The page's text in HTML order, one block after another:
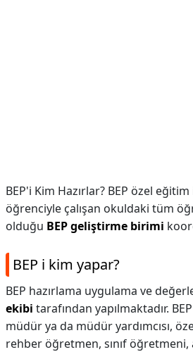
BEP'i Kim Hazırlar? BEP özel
öğrenciyle çalışan okuldaki tüm
olduğu BEP geliştirme birimi
BEP i kim yapar?
BEP hazırlama uygulama ve
ekibi tarafından yapılmaktadır.
müdür ya da müdür yardımcısı,
rehber öğretmen, sınıf öğretmeni,